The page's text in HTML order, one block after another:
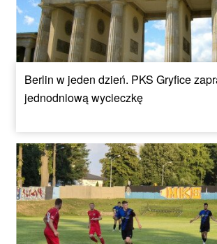
Berlin w jeden dzień. PKS Gryfice
jednodniową wycieczkę